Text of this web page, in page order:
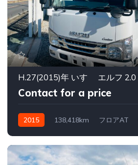
Contact for a price
2015 138,418km フロアAT